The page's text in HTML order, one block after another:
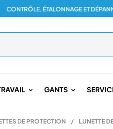
ÉTALONNAGE ET
GANTS
DE PROTECTION /
LUNETTE